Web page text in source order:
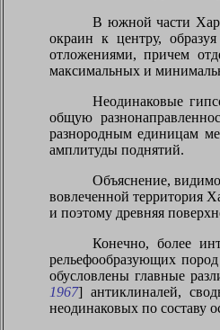
В южной части
окраин к центру,
отложениями, причем
максимальных и
Неодинаковые
общую
разнородным единицам
амплитуды поднятий.
Объяснение,
вовлеченной территория
и поэтому древняя
Конечно, более
рельефообразующих
обусловлены главные
1967] антиклиналей,
неодинаковых по составу